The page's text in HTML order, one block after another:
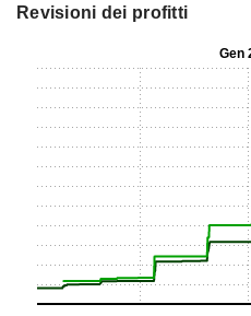
Revisioni dei profitti